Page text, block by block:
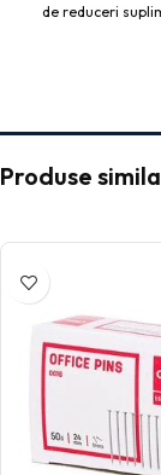
de reduceri
Produse